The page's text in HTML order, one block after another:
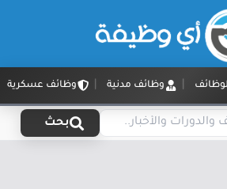
وظائف مدنية وظائف عسكرية
بحث